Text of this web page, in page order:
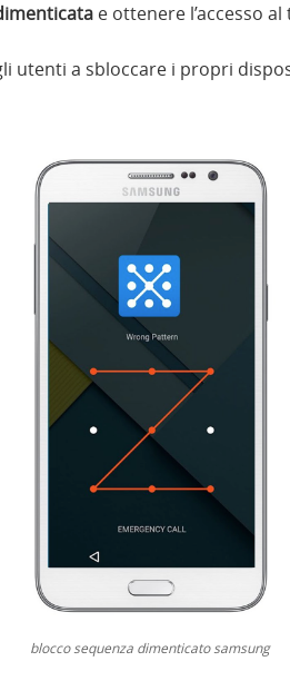
e ottenere l’accesso
a sbloccare i propri
blocco sequenza dimenticato samsung